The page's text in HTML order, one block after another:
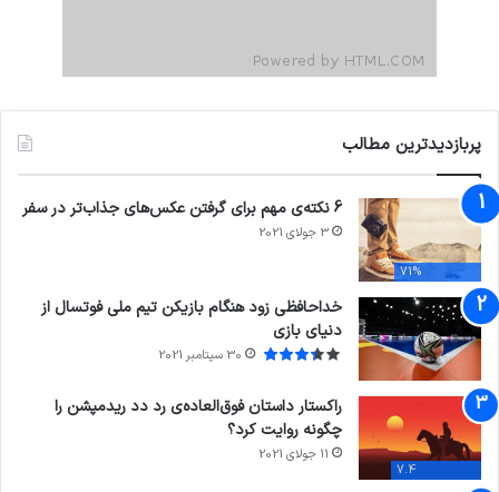
پربازدیدترین مطالب
71%
6 نکته‌ی مهم برای گرفتن عکس‌های جذاب‌تر در سفر
3 جولای 2021
خداحافظی زود هنگام بازیکن تیم ملی فوتسال از
دنیای بازی
30 سپتامبر 2021
7.4
راکستار داستان فوق‌العاده‌ی رد دد ریدمپشن را
چگونه روایت کرد؟
11 جولای 2021